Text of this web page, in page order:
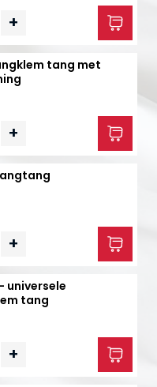
+
tang met
+
+
universele
tang
+